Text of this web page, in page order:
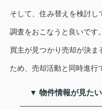
そして、住み替えを検討
調査をおこなうと良いです。
買主が見つかり売却が決ま
ため、売却活動と同時進行
▼ 物件情報が見た